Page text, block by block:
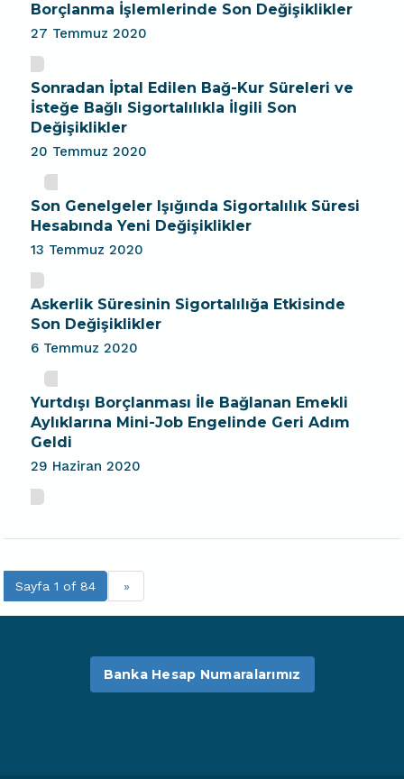
Borçlanma İşlemlerinde Son Değişiklikler
27 Temmuz 2020
Sonradan İptal Edilen Bağ-Kur Süreleri ve
İsteğe Bağlı Sigortalılıkla İlgili Son
Değişiklikler
20 Temmuz 2020
Son Genelgeler Işığında Sigortalılık Süresi
Hesabında Yeni Değişiklikler
13 Temmuz 2020
Askerlik Süresinin Sigortalılığa Etkisinde
Son Değişiklikler
6 Temmuz 2020
Yurtdışı Borçlanması İle Bağlanan Emekli
Aylıklarına Mini-Job Engelinde Geri Adım
Geldi
29 Haziran 2020
Sayfa 1 of 84 »
Banka Hesap Numaralarımız